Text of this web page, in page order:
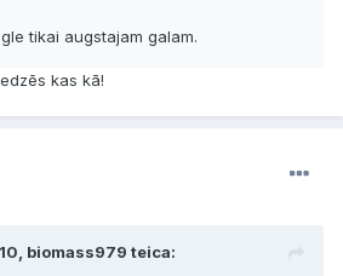
tikai augstajam galam.
kas kā!
biomass979 teica: